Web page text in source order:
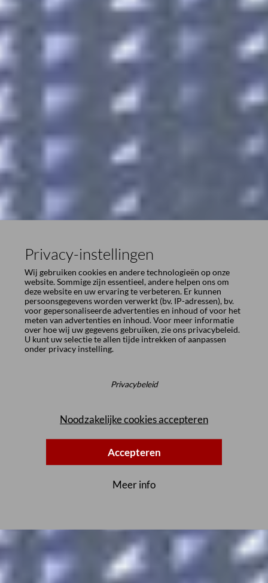
Privacy-instellingen
Wij gebruiken cookies en andere technologieën op onze
website. Sommige zijn essentieel, andere helpen ons om
deze website en uw ervaring te verbeteren. Er kunnen
persoonsgegevens worden verwerkt (bv. IP-adressen), bv.
voor gepersonaliseerde advertenties en inhoud of voor het
meten van advertenties en inhoud. Voor meer informatie
over hoe wij uw gegevens gebruiken, zie ons privacybeleid.
U kunt uw selectie te allen tijde intrekken of aanpassen
onder privacy instelling.
Privacybeleid
Noodzakelijke cookies accepteren
Accepteren
Meer info